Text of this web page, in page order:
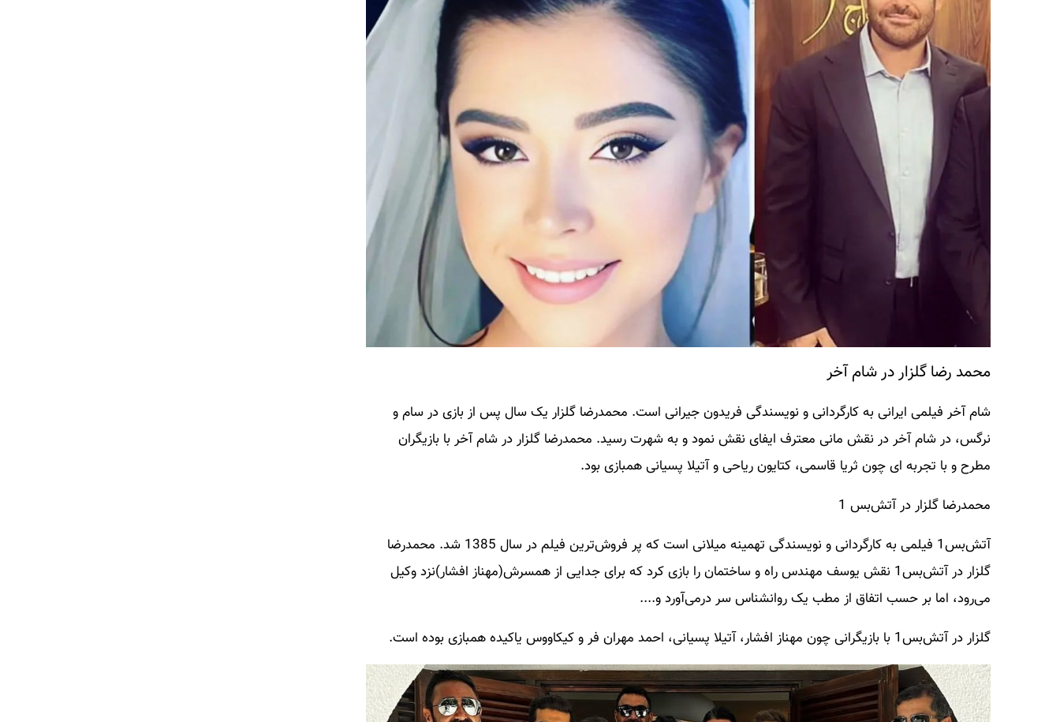
محمد رضا گلزار در شام آخر
شام آخر فیلمی ایرانی به کارگردانی و نویسندگی فریدون جیرانی است. محمدرضا گلزار یک سال پس از بازی در سام و
نرگس، در شام آخر در نقش مانی معترف ایفای نقش نمود و به شهرت رسید. محمدرضا گلزار در شام آخر با بازیگران
مطرح و با تجربه ای چون ثریا قاسمی، کتایون ریاحی و آتیلا پسیانی همبازی بود.
محمدرضا گلزار در آتش‌بس 1
آتش‌بس1 فیلمی به کارگردانی و نویسندگی تهمینه میلانی است که پر فروش‌ترین فیلم در سال 1385 شد. محمدرضا
گلزار در آتش‌بس1 نقش یوسف مهندس راه و ساختمان را بازی کرد که برای جدایی از همسرش(مهناز افشار)نزد وکیل
می‌رود، اما بر حسب اتفاق از مطب یک روانشناس سر درمی‌آورد و....
گلزار در آتش‌بس1 با بازیگرانی چون مهناز افشار، آتیلا پسیانی، احمد مهران فر و کیکاووس یاکیده همبازی بوده است.